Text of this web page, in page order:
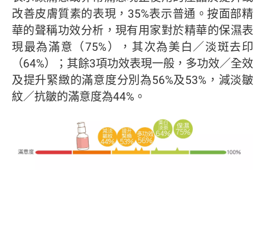
改善皮膚質素的表現，35%表示普通。按面部精
華的聲稱功效分析，現有用家對於精華的保濕表
現最為滿意（75%），其次為美白／淡斑去印
（64%）；其餘3項功效表現一般，多功效／全效
及提升緊緻的滿意度分別為56%及53%，減淡皺
紋／抗皺的滿意度為44%。